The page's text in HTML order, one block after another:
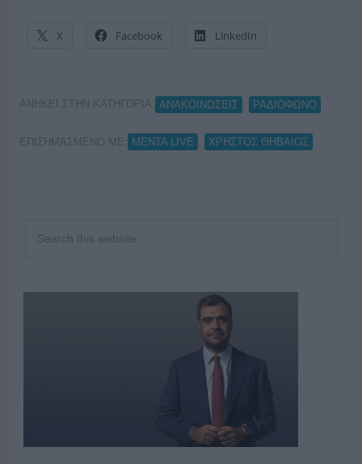
X Facebook LinkedIn
ΑΝΗΚΕΙ ΣΤΗΝ ΚΑΤΗΓΟΡΙΑ: ΑΝΑΚΟΙΝΩΣΕΙΣ ΡΑΔΙΟΦΩΝΟ
ΕΠΙΣΗΜΑΣΜΕΝΟ ΜΕ: ΜΕΝΤΑ LIVE ΧΡΗΣΤΟΣ ΘΗΒΑΙΟΣ